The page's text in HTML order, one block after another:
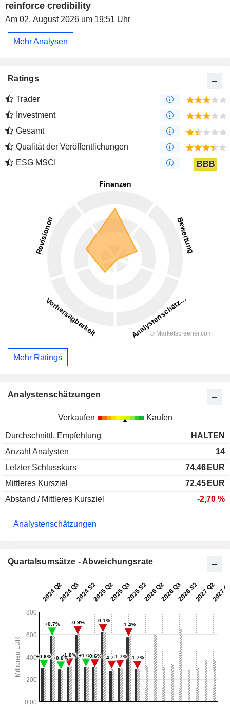
reinforce credibility
Am 02. August 2026 um 19:51 Uhr
Mehr Analysen
Ratings
Trader
Investment
Gesamt
Qualität der Veröffentlichungen
ESG MSCI
BBB
Mehr Ratings
Analystenschätzungen
Verkaufen Kaufen
Durchschnittl. Empfehlung
HALTEN
Anzahl Analysten
14
Letzter Schlusskurs
74,46 EUR
Mittleres Kursziel
72,45 EUR
Abstand / Mittleres Kursziel
-2,70 %
Analystenschätzungen
Quartalsumsätze - Abweichungsrate